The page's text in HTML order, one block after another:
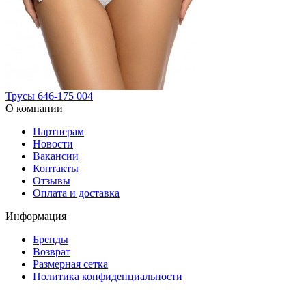
Трусы 646-175 004
О компании
Партнерам
Новости
Вакансии
Контакты
Отзывы
Оплата и доставка
Информация
Бренды
Возврат
Размерная сетка
Политика конфиденциальности